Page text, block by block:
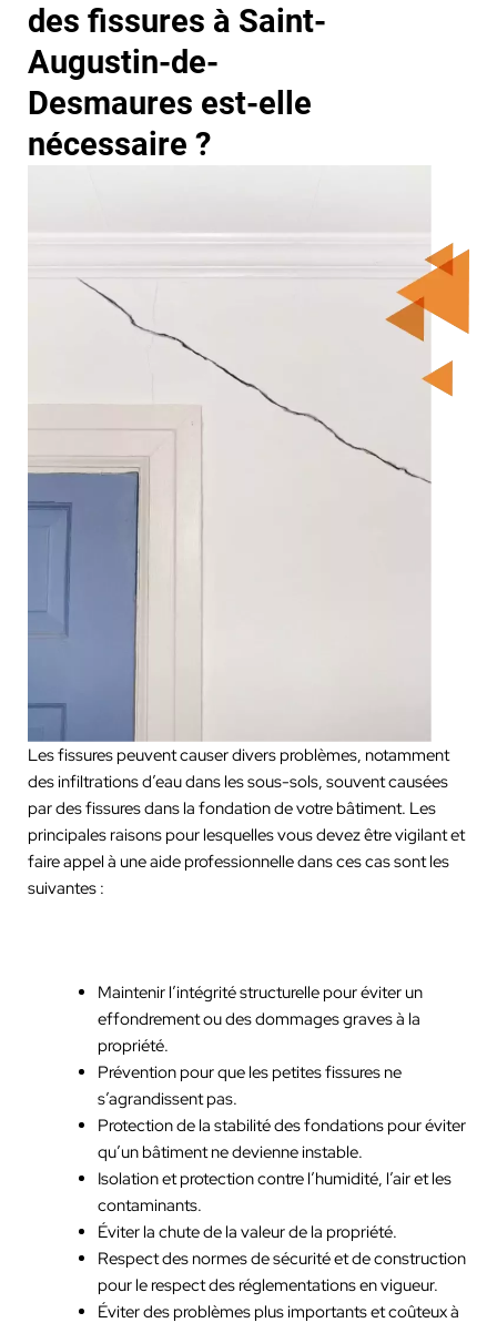
des fissures à Saint-
Augustin-de-
Desmaures est-elle
nécessaire ?
Les fissures peuvent causer divers problèmes, notamment
des infiltrations d’eau dans les sous-sols, souvent causées
par des fissures dans la fondation de votre bâtiment. Les
principales raisons pour lesquelles vous devez être vigilant et
faire appel à une aide professionnelle dans ces cas sont les
suivantes :
Maintenir l’intégrité structurelle pour éviter un
effondrement ou des dommages graves à la
propriété.
Prévention pour que les petites fissures ne
s’agrandissent pas.
Protection de la stabilité des fondations pour éviter
qu’un bâtiment ne devienne instable.
Isolation et protection contre l’humidité, l’air et les
contaminants.
Éviter la chute de la valeur de la propriété.
Respect des normes de sécurité et de construction
pour le respect des réglementations en vigueur.
Éviter des problèmes plus importants et coûteux à